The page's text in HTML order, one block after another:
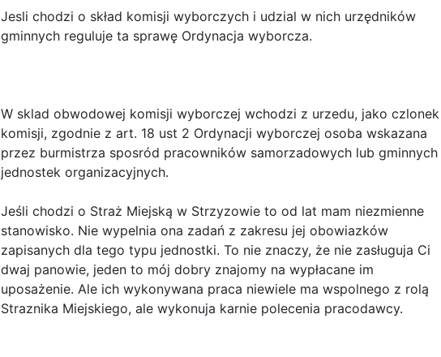
Jesli chodzi o skład komisji wyborczych i udzial w nich urzędników
gminnych reguluje ta sprawę Ordynacja wyborcza.
W sklad obwodowej komisji wyborczej wchodzi z urzedu, jako czlonek
komisji, zgodnie z art. 18 ust 2 Ordynacji wyborczej osoba wskazana
przez burmistrza sposród pracowników samorzadowych lub gminnych
jednostek organizacyjnych.
Jeśli chodzi o Straż Miejską w Strzyzowie to od lat mam niezmienne
stanowisko. Nie wypelnia ona zadań z zakresu jej obowiazków
zapisanych dla tego typu jednostki. To nie znaczy, że nie zasługuja Ci
dwaj panowie, jeden to mój dobry znajomy na wypłacane im
uposażenie. Ale ich wykonywana praca niewiele ma wspolnego z rolą
Straznika Miejskiego, ale wykonuja karnie polecenia pracodawcy.